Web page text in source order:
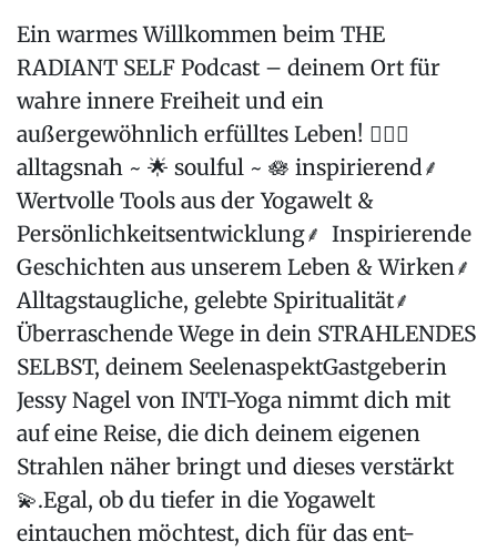
Ein warmes Willkommen beim THE
RADIANT SELF Podcast – deinem Ort für
wahre innere Freiheit und ein
außergewöhnlich erfülltes Leben! 🧘🏼‍♀️
alltagsnah ~ 🌟 soulful ~ 🪷 inspirierend⸙
Wertvolle Tools aus der Yogawelt &
Persönlichkeitsentwicklung⸙ Inspirierende
Geschichten aus unserem Leben & Wirken⸙
Alltagstaugliche, gelebte Spiritualität⸙
Überraschende Wege in dein STRAHLENDES
SELBST, deinem SeelenaspektGastgeberin
Jessy Nagel von INTI-Yoga nimmt dich mit
auf eine Reise, die dich deinem eigenen
Strahlen näher bringt und dieses verstärkt
💫.Egal, ob du tiefer in die Yogawelt
eintauchen möchtest, dich für das ent-